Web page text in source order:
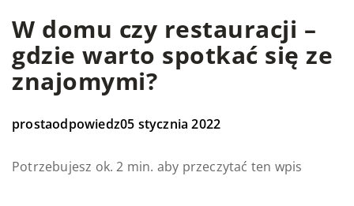
W domu czy restauracji –
gdzie warto spotkać się ze
znajomymi?
prostaodpowiedz05 stycznia 2022
Potrzebujesz ok. 2 min. aby przeczytać ten wpis